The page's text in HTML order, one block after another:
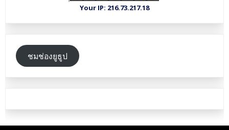
Your IP: 216.73.217.18
ชมช่องยูธูป